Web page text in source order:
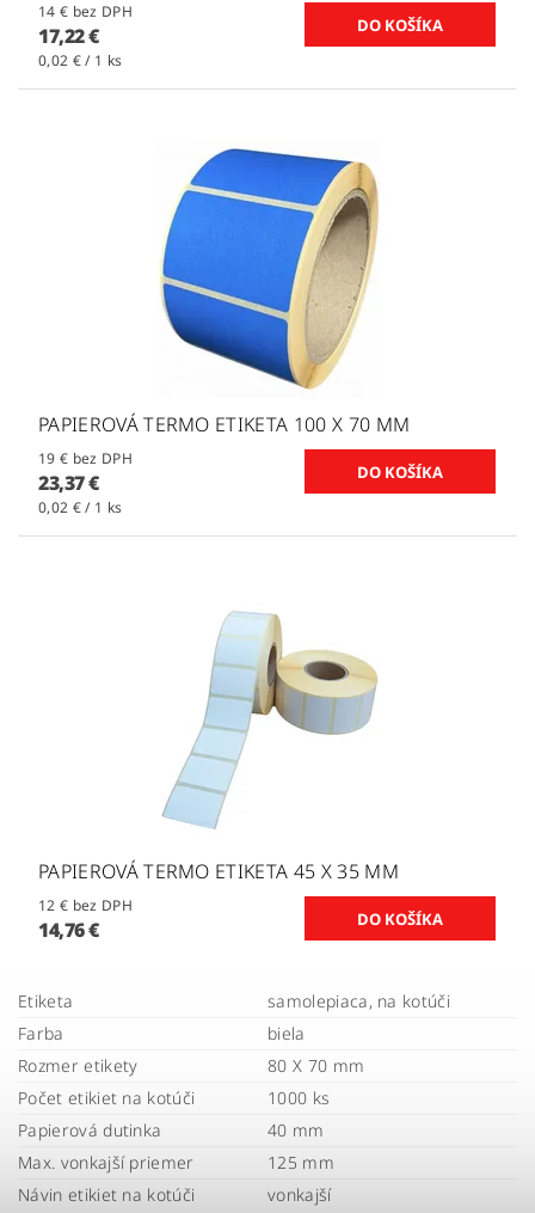
14 € bez DPH
17,22 €
0,02 € / 1 ks
PAPIEROVÁ TERMO ETIKETA 100 X 70 MM
19 € bez DPH
23,37 €
0,02 € / 1 ks
PAPIEROVÁ TERMO ETIKETA 45 X 35 MM
12 € bez DPH
14,76 €
Etiketa
samolepiaca, na kotúči
Farba
biela
Rozmer etikety
80 X 70 mm
Počet etikiet na kotúči
1000 ks
Papierová dutinka
40 mm
Max. vonkajší priemer
125 mm
Návin etikiet na kotúči
vonkajší